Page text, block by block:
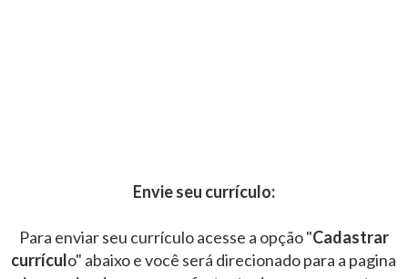
Envie seu currículo:
Para enviar seu currículo acesse a opção "Cadastrar
currículo" abaixo e você será direcionado para a pagina